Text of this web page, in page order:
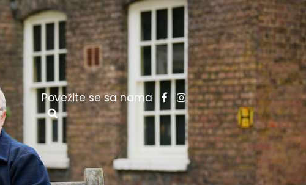
Povežite se sa nama